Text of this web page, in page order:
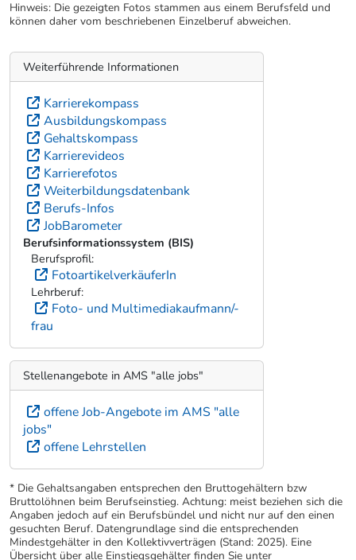
können daher vom beschriebenen Einzelberuf abweichen.
Weiterführende Informationen
Karrierekompass
Ausbildungskompass
Gehaltskompass
Karrierevideos
Karrierefotos
Weiterbildungsdatenbank
Berufs-Infos
JobBarometer
Berufsinformationssystem (BIS)
FotoartikelverkäuferIn
Lehrberuf:
Foto- und Multimediakaufmann/-
frau
Stellenangebote in AMS "alle jobs"
offene Job-Angebote im AMS "alle
jobs"
offene Lehrstellen